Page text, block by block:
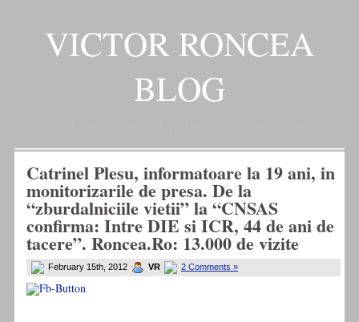
VICTOR RONCEA
BLOG
Catrinel Plesu, informatoare la 19 ani, in
monitorizarile de presa. De la
“zburdalniciile vietii” la “CNSAS
confirma: Intre DIE si ICR, 44 de ani de
tacere”. Roncea.Ro: 13.000 de vizite
February 15th, 2012 VR 2 Comments »